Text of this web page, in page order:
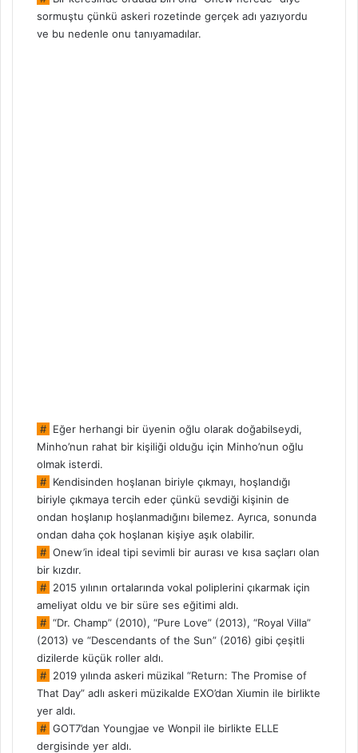
sormuştu çünkü askeri rozetinde gerçek adı yazıyordu
ve bu nedenle onu tanıyamadılar.
# Eğer herhangi bir üyenin oğlu olarak doğabilseydi,
Minho’nun rahat bir kişiliği olduğu için Minho’nun oğlu
olmak isterdi.
# Kendisinden hoşlanan biriyle çıkmayı, hoşlandığı
biriyle çıkmaya tercih eder çünkü sevdiği kişinin de
ondan hoşlanıp hoşlanmadığını bilemez. Ayrıca, sonunda
ondan daha çok hoşlanan kişiye aşık olabilir.
# Onew’in ideal tipi sevimli bir aurası ve kısa saçları olan
bir kızdır.
# 2015 yılının ortalarında vokal poliplerini çıkarmak için
ameliyat oldu ve bir süre ses eğitimi aldı.
# “Dr. Champ” (2010), “Pure Love” (2013), “Royal Villa”
(2013) ve “Descendants of the Sun” (2016) gibi çeşitli
dizilerde küçük roller aldı.
# 2019 yılında askeri müzikal “Return: The Promise of
That Day” adlı askeri müzikalde EXO’dan Xiumin ile birlikte
yer aldı.
# GOT7’dan Youngjae ve Wonpil ile birlikte ELLE
dergisinde yer aldı.